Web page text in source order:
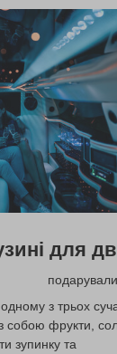
для
з трьох
собою фрукти,
зупинку та